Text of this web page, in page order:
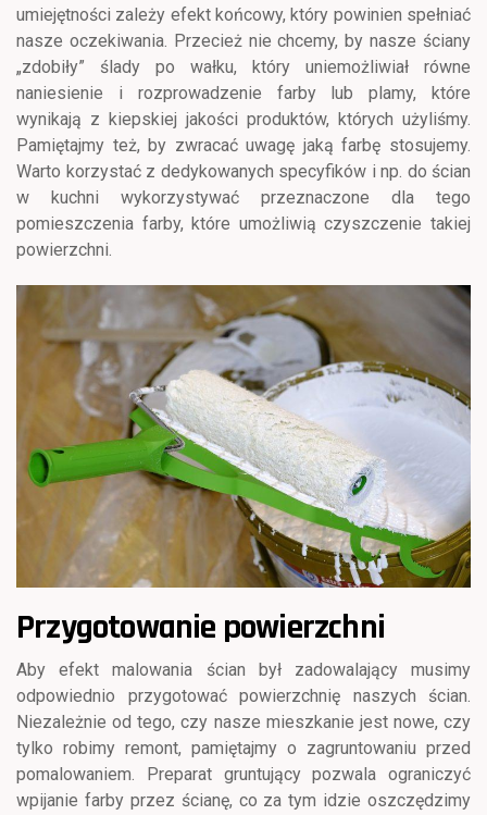
umiejętności zależy efekt końcowy, który powinien spełniać
nasze oczekiwania. Przecież nie chcemy, by nasze ściany
„zdobiły” ślady po wałku, który uniemożliwiał równe
naniesienie i rozprowadzenie farby lub plamy, które
wynikają z kiepskiej jakości produktów, których użyliśmy.
Pamiętajmy też, by zwracać uwagę jaką farbę stosujemy.
Warto korzystać z dedykowanych specyfików i np. do ścian
w kuchni wykorzystywać przeznaczone dla tego
pomieszczenia farby, które umożliwią czyszczenie takiej
powierzchni.
Przygotowanie powierzchni
Aby efekt malowania ścian był zadowalający musimy
odpowiednio przygotować powierzchnię naszych ścian.
Niezależnie od tego, czy nasze mieszkanie jest nowe, czy
tylko robimy remont, pamiętajmy o zagruntowaniu przed
pomalowaniem. Preparat gruntujący pozwala ograniczyć
wpijanie farby przez ścianę, co za tym idzie oszczędzimy